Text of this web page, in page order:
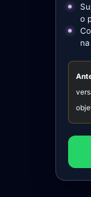
o